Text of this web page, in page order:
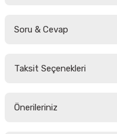
Soru & Cevap
Taksit Seçenekleri
Önerileriniz